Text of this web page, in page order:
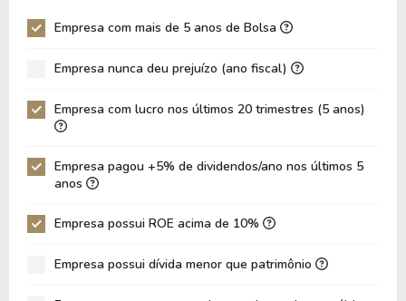
ROE
15,46%
ROIC
9,18%
ROA
6,31%
7,98%
Dívida Líquida / Ebitda
Dívida Líquida / Ebit
3,53
3,37
Patrimônio / Ativos
0,41
Passivos / Ativos
0,59
Empresa com mais de 5 anos de Bolsa
Empresa nunca deu prejuízo (ano fiscal)
Empresa com lucro nos últimos 20 trimestres (5 anos)
Empresa pagou +5% de dividendos/ano nos últimos 5
anos
Empresa possui ROE acima de 10%
Empresa possui dívida menor que patrimônio